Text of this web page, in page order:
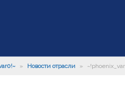
» Новости отрасли »